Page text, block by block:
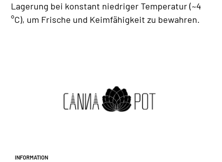
Lagerung bei konstant niedriger Temperatur (~4
°C), um Frische und Keimfähigkeit zu bewahren.
Information